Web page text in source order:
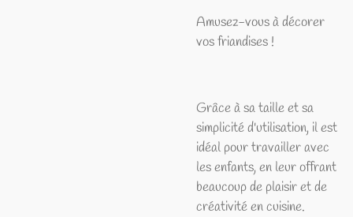
Amusez-vous à décorer
vos friandises !
Grâce à sa taille et sa
simplicité d'utilisation, il est
idéal pour travailler avec
les enfants, en leur offrant
beaucoup de plaisir et de
créativité en cuisine.